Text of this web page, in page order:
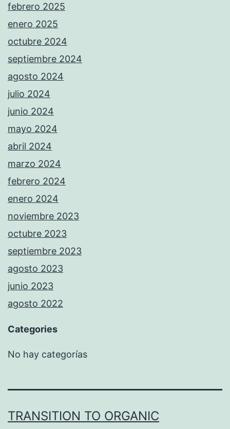
febrero 2025
enero 2025
octubre 2024
septiembre 2024
agosto 2024
julio 2024
junio 2024
mayo 2024
abril 2024
marzo 2024
febrero 2024
enero 2024
noviembre 2023
octubre 2023
septiembre 2023
agosto 2023
junio 2023
agosto 2022
Categories
No hay categorías
TRANSITION TO ORGANIC